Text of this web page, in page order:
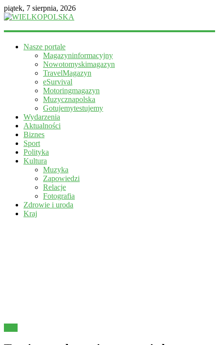
piątek, 7 sierpnia, 2026
WIELKOPOLSKA
informacyjny
Nasze portale
Magazyninformacyjny
Nowotomyskimagazyn
TravelMagazyn
eSurvival
Motoringmagazyn
Muzycznapolska
Gotujemytestujemy
Wydarzenia
Aktualności
Biznes
Sport
Polityka
Kultura
Muzyka
Zapowiedzi
Relacje
Fotografia
Zdrowie i uroda
Kraj